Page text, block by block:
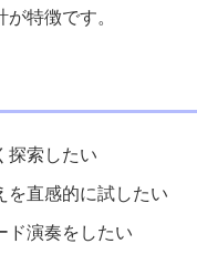
特徴です。
探索したい
を直感的に試したい
ド演奏をしたい